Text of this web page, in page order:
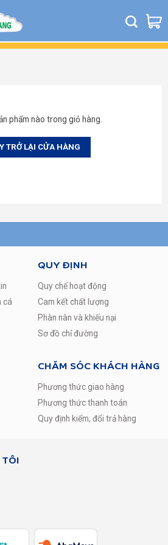
phẩm nào trong giỏ hàng.
TRỞ LẠI CỬA HÀNG
cá
QUY ĐỊNH
Quy chế hoạt động
Cam kết chất lượng
Phàn nàn và khiếu nại
Sơ đồ chỉ đường
CHĂM SÓC KHÁCH HÀNG
Phương thức giao hàng
Phương thức thanh toán
Quy định kiểm, đổi trả hàng